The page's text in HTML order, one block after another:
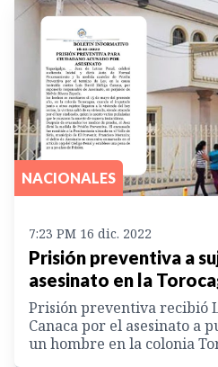
NACIONALES
7:23 PM 16 dic. 2022
Prisión preventiva a
asesinato en la
Prisión preventiva recibió
Canaca por el asesinato a
un hombre en la colonia